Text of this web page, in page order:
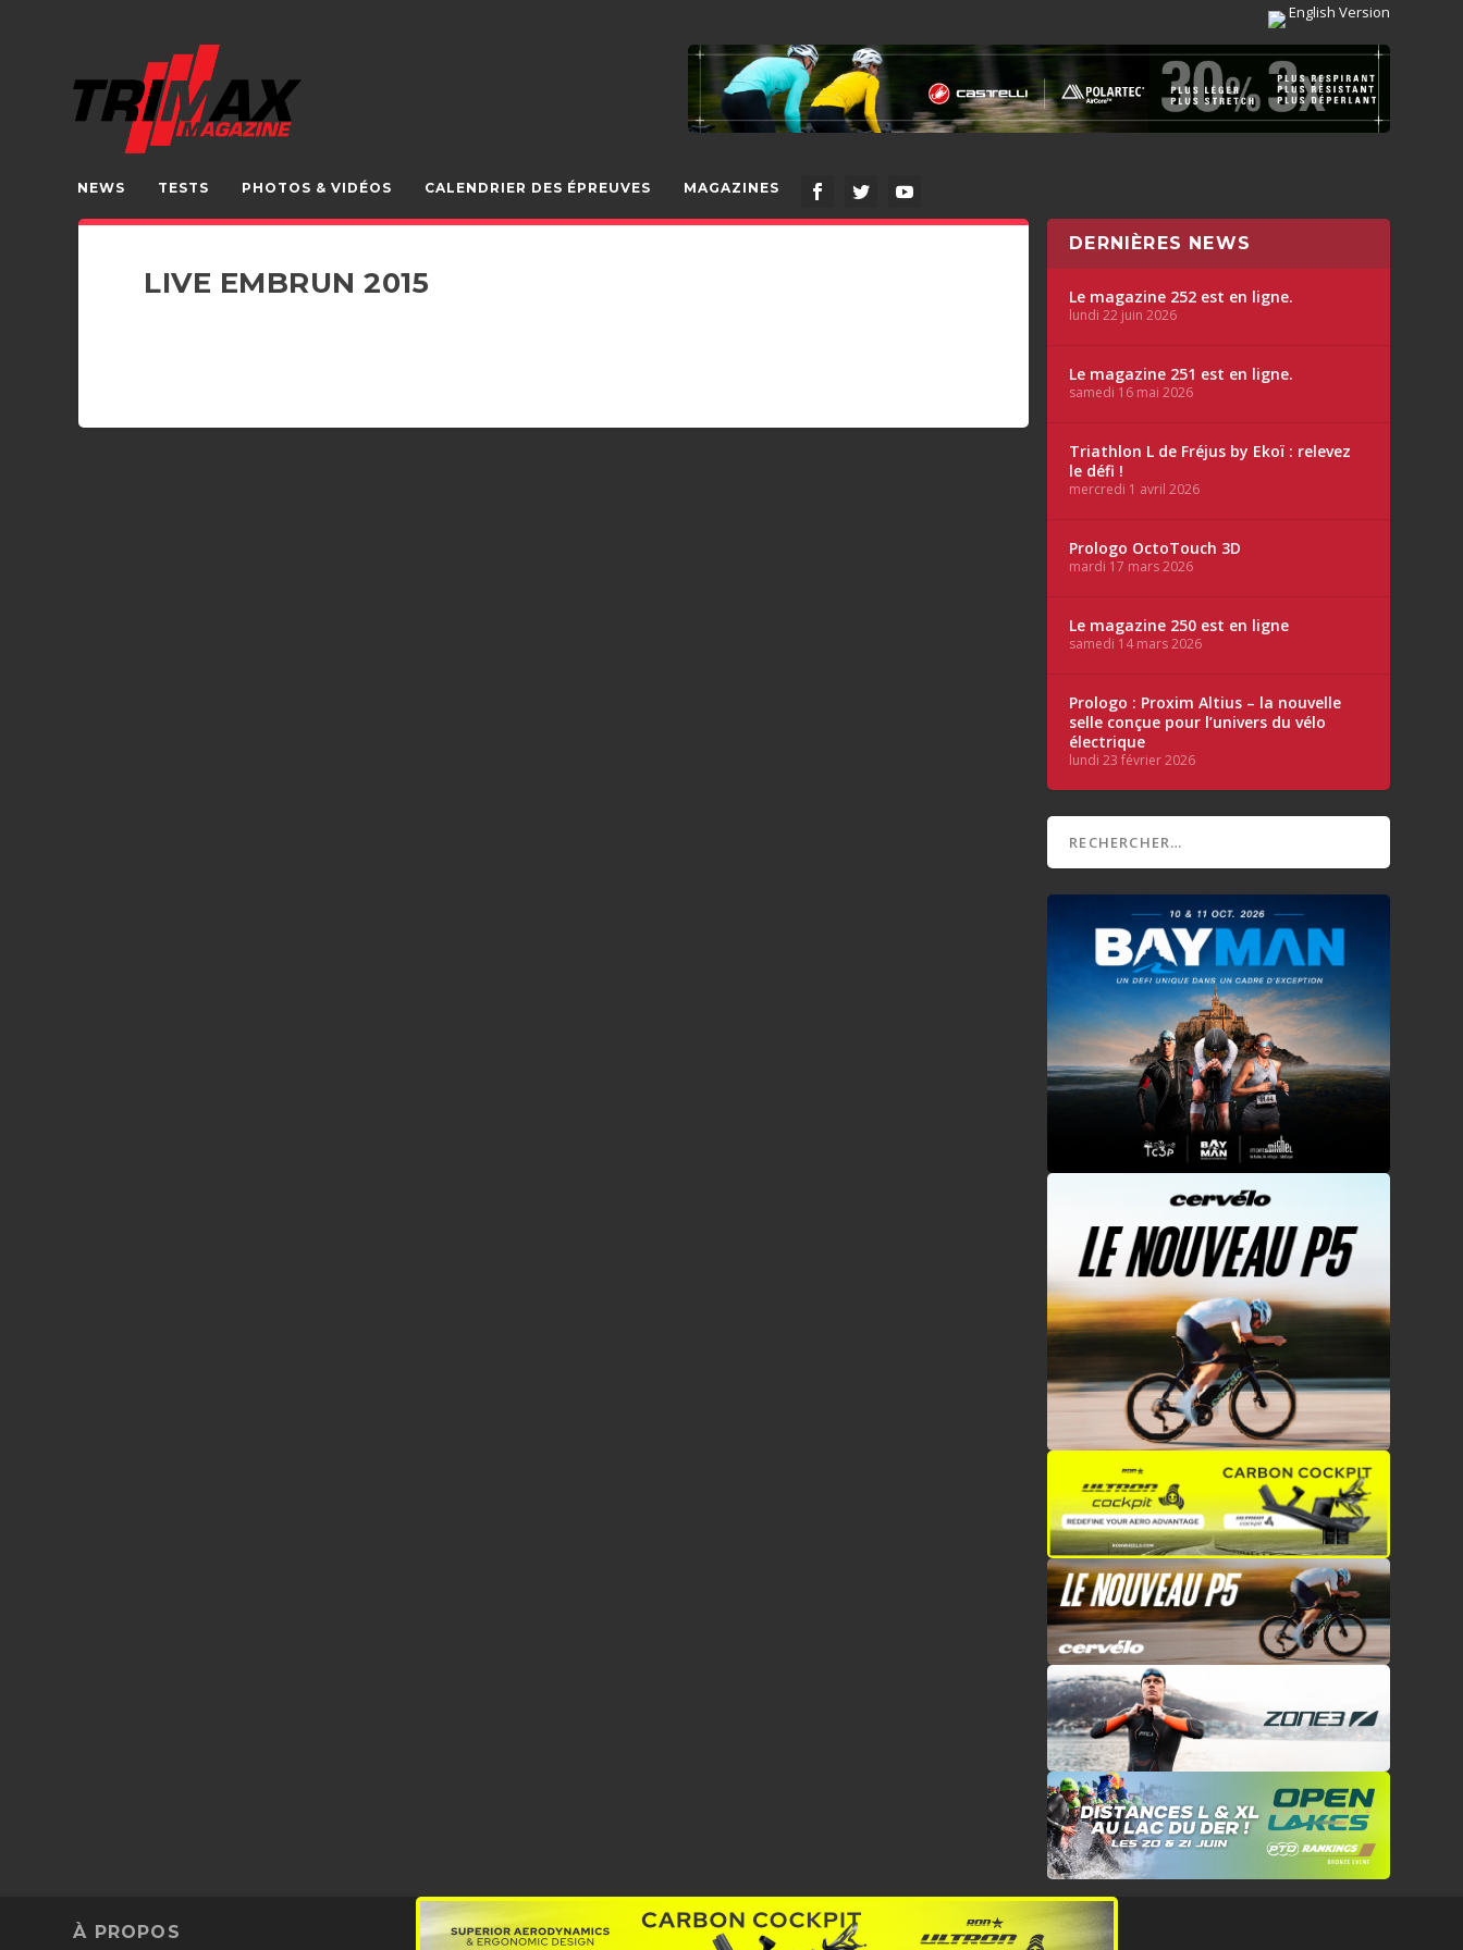
English Version
NEWS TESTS PHOTOS & VIDÉOS CALENDRIER DES ÉPREUVES MAGAZINES
LIVE EMBRUN 2015
DERNIÈRES NEWS
Le magazine 252 est en ligne.
lundi 22 juin 2026
Le magazine 251 est en ligne.
samedi 16 mai 2026
Triathlon L de Fréjus by Ekoï : relevez
le défi !
mercredi 1 avril 2026
Prologo OctoTouch 3D
mardi 17 mars 2026
Le magazine 250 est en ligne
samedi 14 mars 2026
Prologo : Proxim Altius – la nouvelle
selle conçue pour l’univers du vélo
électrique
lundi 23 février 2026
À PROPOS